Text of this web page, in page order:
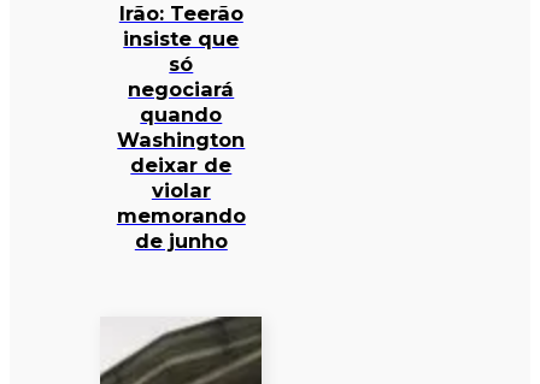
Irão: Teerão
insiste que
só
negociará
quando
Washington
deixar de
violar
memorando
de junho